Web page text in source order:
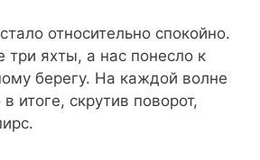
относительно спокойно.
три яхты, а нас понесло к
берегу. На каждой волне
итоге, скрутив поворот,